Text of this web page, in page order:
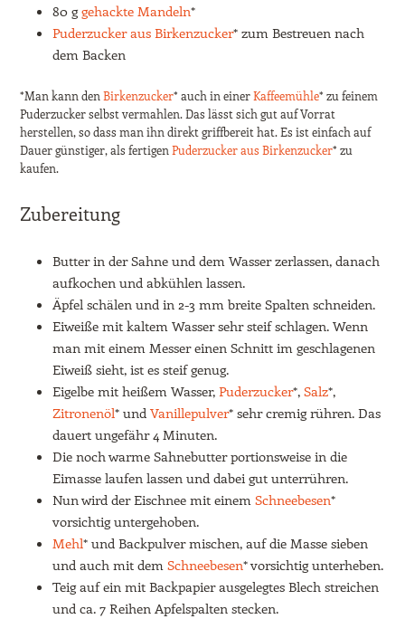
80 ggehackte Mandeln*
Puderzucker aus Birkenzucker* zum Bestreuen nach
dem Backen
*Man kann den Birkenzucker* auch in einerKaffeemühle* zu feinem
Puderzucker selbst vermahlen. Das lässt sich gut auf Vorrat
herstellen, so dass man ihn direkt griffbereit hat. Es ist einfach auf
Dauer günstiger, als fertigen Puderzucker aus Birkenzucker* zu
kaufen.
Zubereitung
Butter in der Sahne und dem Wasser zerlassen, danach
aufkochen und abkühlen lassen.
Äpfel schälen und in 2-3 mm breite Spalten schneiden.
Eiweiße mit kaltem Wasser sehr steif schlagen. Wenn
man mit einem Messer einen Schnitt im geschlagenen
Eiweiß sieht, ist es steif genug.
Eigelbe mit heißem Wasser, Puderzucker*, Salz*,
Zitronenöl* und Vanillepulver* sehr cremig rühren. Das
dauert ungefähr 4 Minuten.
Die noch warme Sahnebutter portionsweise in die
Eimasse laufen lassen und dabei gut unterrühren.
Nun wird der Eischnee mit einem Schneebesen*
vorsichtig untergehoben.
Mehl* und Backpulver mischen, auf die Masse sieben
und auch mit dem Schneebesen* vorsichtig unterheben.
Teig auf ein mit Backpapier ausgelegtes Blech streichen
und ca. 7 Reihen Apfelspalten stecken.